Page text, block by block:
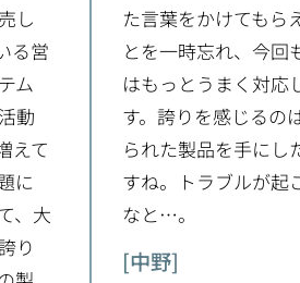
し
る営
ム
動
えて
に
、大
り
た言葉をかけてもら
とを一時忘れ、今回
はもっとうまく対応
す。誇りを感じるの
られた製品を手にし
すね。トラブルが起
なと…。
[中野]